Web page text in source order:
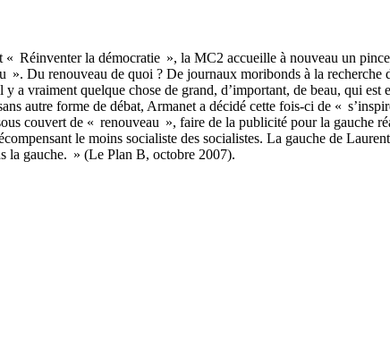
Réinventer la démocratie », la MC2 accueille à nouveau un
Du renouveau de quoi ? De journaux moribonds à la recherche
a vraiment quelque chose de grand, d’important, de beau, qui est
autre forme de débat, Armanet a décidé cette fois-ci de «
couvert de « renouveau », faire de la publicité pour la gauche
le moins socialiste des socialistes. La gauche de
la gauche. » (Le Plan B, octobre 2007).